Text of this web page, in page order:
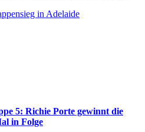
in Adelaide
5: Richie Porte gewinnt die
in Folge